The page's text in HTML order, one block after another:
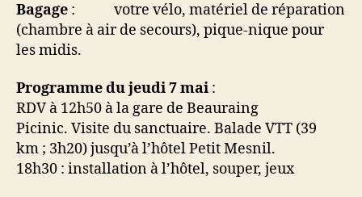
Bagage : votre vélo, matériel de réparation
(chambre à air de secours), pique-nique pour
les midis.
Programme du jeudi 7 mai :
RDV à 12h50 à la gare de Beauraing
Picinic. Visite du sanctuaire. Balade VTT (39
km ; 3h20) jusqu’à l’hôtel Petit Mesnil.
18h30 : installation à l’hôtel, souper, jeux